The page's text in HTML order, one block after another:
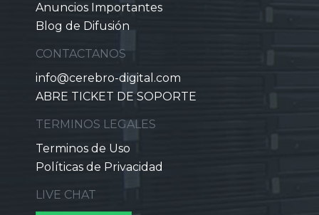
Anuncios Importantes
Blog de Difusión
CONTACTANOS
info@cerebro-digital.com
ABRE TICKET DE SOPORTE
TERMINOS LEGALES
Terminos de Uso
Políticas de Privacidad
LIVE CHAT